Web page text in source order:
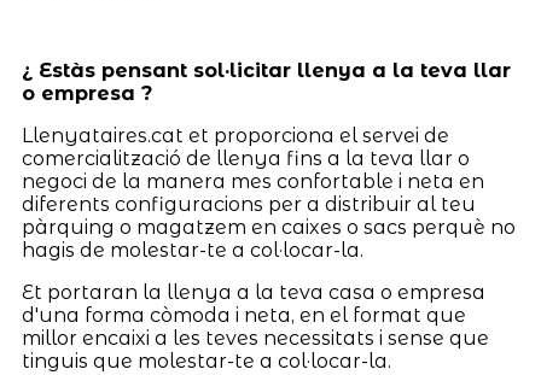
¿ Estàs pensant sol·licitar llenya a la teva llar
o empresa ?
Llenyataires.cat et proporciona el servei de
comercialització de llenya fins a la teva llar o
negoci de la manera mes confortable i neta en
diferents configuracions per a distribuir al teu
pàrquing o magatzem en caixes o sacs perquè no
hagis de molestar-te a col·locar-la.
Et portaran la llenya a la teva casa o empresa
d'una forma còmoda i neta, en el format que
millor encaixi a les teves necessitats i sense que
tinguis que molestar-te a col·locar-la.